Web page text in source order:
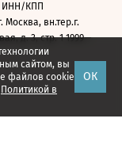
сайтом, вы
файлов cookie
Политикой в
ОК
ИНН/КПП
Москва, вн.тер.г.
д. 3, стр. 1 1999—